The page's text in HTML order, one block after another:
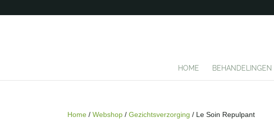
HOME BEHANDELINGEN
Home /Webshop /Gezichtsverzorging / Le Soin Repulpant